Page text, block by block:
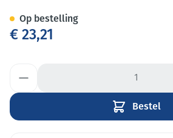
€ 23,21
Bestel
Op bestelling